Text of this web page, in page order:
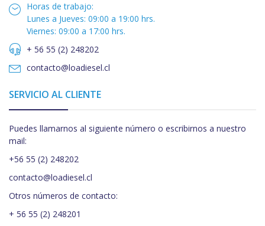
Horas de trabajo:
Lunes a Jueves: 09:00 a 19:00 hrs.
Viernes: 09:00 a 17:00 hrs.
+ 56 55 (2) 248202
contacto@loadiesel.cl
SERVICIO AL CLIENTE
Puedes llamarnos al siguiente número o escribirnos a nuestro
mail:
+56 55 (2) 248202
contacto@loadiesel.cl
Otros números de contacto:
+ 56 55 (2) 248201